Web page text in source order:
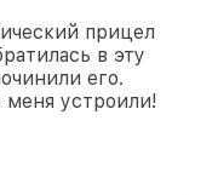
прицел
в эту
его.
меня устроили!